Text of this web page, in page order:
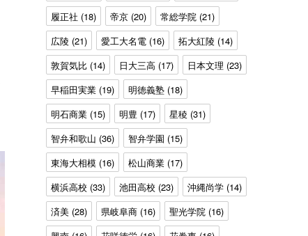
履正社 (18) 帝京(20) 常総学院(21)
広陵(21) 愛工大名電(16) 拓大紅陵(14)
敦賀気比(14) 日大三高(17) 日本文理 (23)
早稲田実業(19) 明徳義塾(18)
明石商業(15) 明豊 (17) 星稜 (31)
智弁和歌山 (36) 智弁学園 (15)
東海大相模(16) 松山商業(17)
横浜高校 (33) 池田高校 (23) 沖縄尚学(14)
済美(28) 県岐阜商(16) 聖光学院(16)